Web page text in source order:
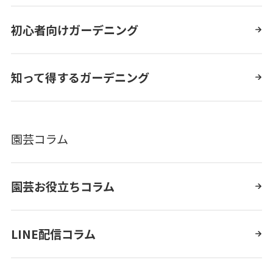
初心者向けガーデニング
知って得するガーデニング
園芸コラム
園芸お役立ちコラム
LINE配信コラム